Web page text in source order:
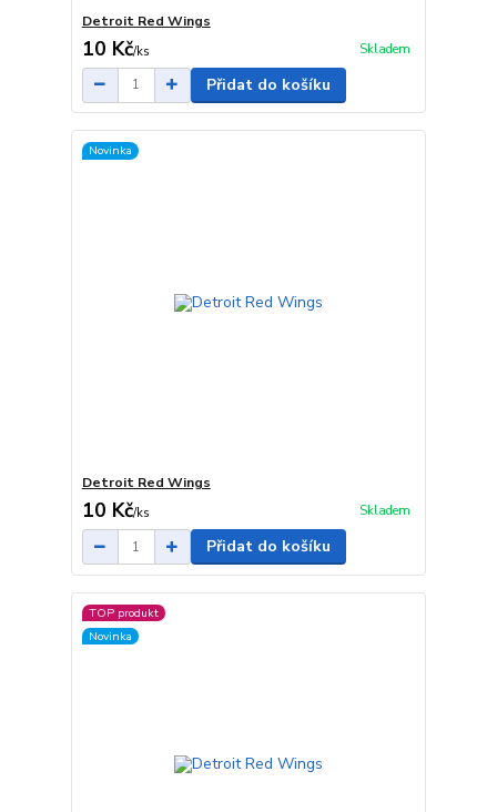
Detroit Red Wings
10 Kč/ks Skladem
Přidat do košíku
Novinka
Detroit Red Wings
10 Kč/ks Skladem
Přidat do košíku
TOP produkt
Novinka